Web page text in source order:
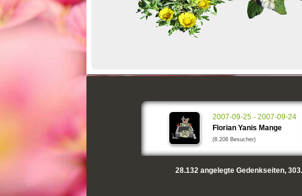
2007-09-25 - 2007-09-24
Florian Yanis Mange
(8.206 Besucher)
28.132angelegte Gedenkseiten,